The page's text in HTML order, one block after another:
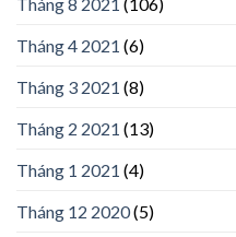
Tháng 4 2021 (6)
Tháng 3 2021 (8)
Tháng 2 2021 (13)
Tháng 1 2021 (4)
Tháng 12 2020(5)